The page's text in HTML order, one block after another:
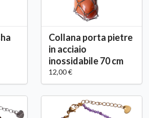
Collana porta pietre
in acciaio
inossidabile 70 cm
12,00 €